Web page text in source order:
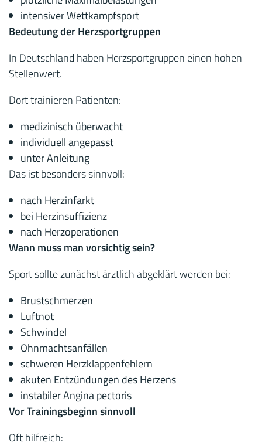
intensiver Wettkampfsport
Bedeutung der Herzsportgruppen
In Deutschland haben Herzsportgruppen einen hohen
Stellenwert.
Dort trainieren Patienten:
medizinisch überwacht
individuell angepasst
unter Anleitung
Das ist besonders sinnvoll:
nach Herzinfarkt
bei Herzinsuffizienz
nach Herzoperationen
Wann muss man vorsichtig sein?
Sport sollte zunächst ärztlich abgeklärt werden bei:
Brustschmerzen
Luftnot
Schwindel
Ohnmachtsanfällen
schweren Herzklappenfehlern
akuten Entzündungen des Herzens
instabiler Angina pectoris
Vor Trainingsbeginn sinnvoll
Oft hilfreich: